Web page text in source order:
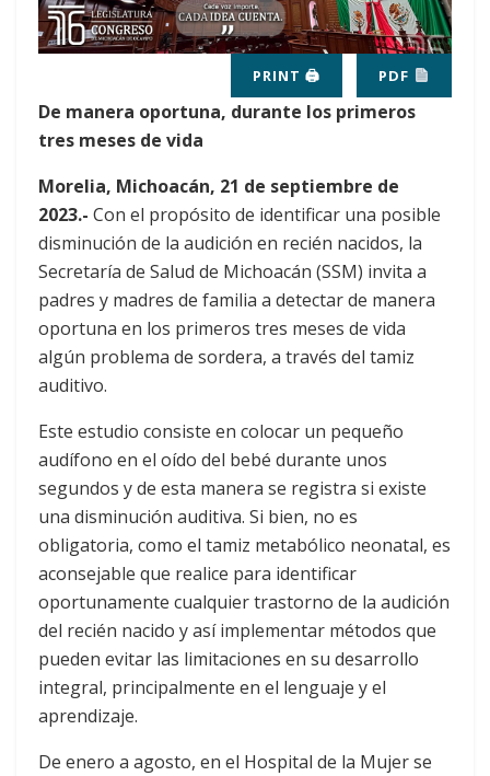
PRINT 🖨 PDF
De manera oportuna, durante los primeros
tres meses de vida
Morelia, Michoacán, 21 de septiembre de
2023.- Con el propósito de identificar una posible
disminución de la audición en recién nacidos, la
Secretaría de Salud de Michoacán (SSM) invita a
padres y madres de familia a detectar de manera
oportuna en los primeros tres meses de vida
algún problema de sordera, a través del tamiz
auditivo.
Este estudio consiste en colocar un pequeño
audífono en el oído del bebé durante unos
segundos y de esta manera se registra si existe
una disminución auditiva. Si bien, no es
obligatoria, como el tamiz metabólico neonatal, es
aconsejable que realice para identificar
oportunamente cualquier trastorno de la audición
del recién nacido y así implementar métodos que
pueden evitar las limitaciones en su desarrollo
integral, principalmente en el lenguaje y el
aprendizaje.
De enero a agosto, en el Hospital de la Mujer se